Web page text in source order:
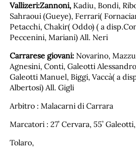
Vallizeri:Zannoni, Kadiu, Bondi,
Sahraoui (Gueye), Ferrari(
Petacchi, Chakir( Oddo) ( a
Peccenini, Mariani) All. Neri
Carrarese giovani: Novarino,
Agnesini, Conti, Galeotti
Galeotti Manuel, Biggi, Vaccà( a
Albertosi) All. Gigli
Arbitro : Malacarni di Carrara
Marcatori : 27’ Cervara, 55’ Galeotti,
Tolaro,